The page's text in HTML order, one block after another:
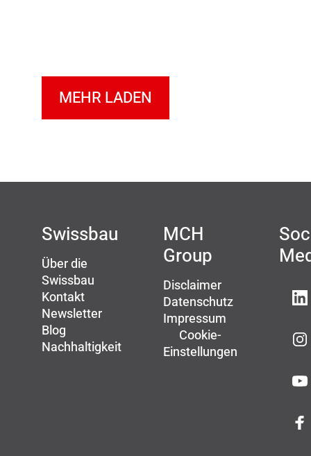
MEHR LADEN
Swissbau
Über die
Swissbau
Kontakt
Newsletter
Blog
Nachhaltigkeit
MCH
Group
Disclaimer
Datenschutz
Impressum
Cookie-
Einstellungen